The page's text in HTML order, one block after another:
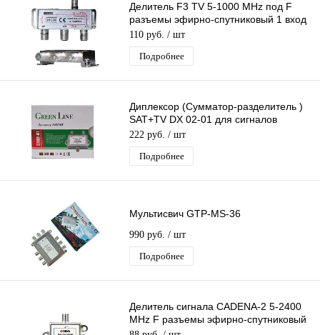
Делитель F3 TV 5-1000 MHz под F
разъемы эфирно-спутниковый 1 вход
3 выхода
110 руб. / шт
Подробнее
Диплексор (Сумматор-разделитель )
SAT+TV DX 02-01 для сигналов
спутникового и эфирного ТВ
222 руб. / шт
Подробнее
Мультисвич GTP-MS-36
990 руб. / шт
Подробнее
Делитель сигнала CADENA-2 5-2400
MHz F разъемы эфирно-спутниковый
без прохода питания 1 вх 2 вых